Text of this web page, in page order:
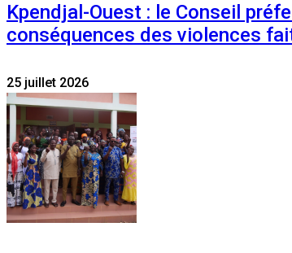
Kpendjal-Ouest : le Conseil
conséquences des violences
25 juillet 2026